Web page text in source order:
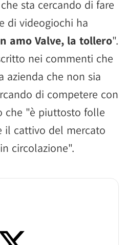
sta cercando di fare
di videogiochi ha
amo Valve, la tollero".
nei commenti che
azienda che non sia
di competere con
che "è piuttosto folle
il cattivo del mercato
circolazione".